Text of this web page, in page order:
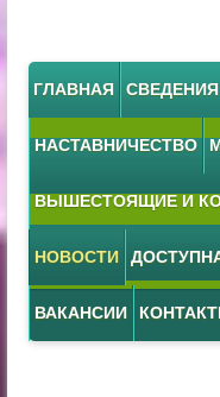
ГЛАВНАЯ
НАСТАВНИЧЕСТВО
ВЫШЕСТОЯЩИЕ И
НОВОСТИ
ВАКАНСИИ